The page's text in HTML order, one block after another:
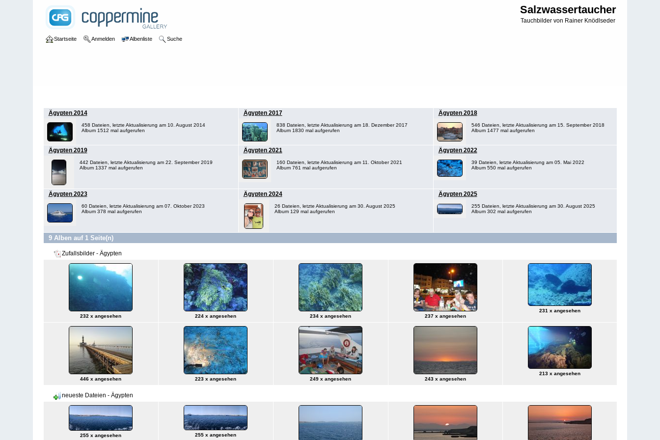
Salzwassertaucher
Tauchbilder von Rainer Knödlseder
Startseite Anmelden Albenliste Suche
Ägypten 2014
458 Dateien, letzte Aktualisierung am 10. August 2014
Album 1512 mal aufgerufen
Ägypten 2017
838 Dateien, letzte Aktualisierung am 18. Dezember 2017
Album 1830 mal aufgerufen
Ägypten 2018
546 Dateien, letzte Aktualisierung am 15. September 2018
Album 1477 mal aufgerufen
Ägypten 2019
442 Dateien, letzte Aktualisierung am 22. September 2019
Album 1337 mal aufgerufen
Ägypten 2021
160 Dateien, letzte Aktualisierung am 11. Oktober 2021
Album 761 mal aufgerufen
Ägypten 2022
39 Dateien, letzte Aktualisierung am 05. Mai 2022
Album 550 mal aufgerufen
Ägypten 2023
60 Dateien, letzte Aktualisierung am 07. Oktober 2023
Album 378 mal aufgerufen
Ägypten 2024
26 Dateien, letzte Aktualisierung am 30. August 2025
Album 129 mal aufgerufen
Ägypten 2025
255 Dateien, letzte Aktualisierung am 30. August 2025
Album 302 mal aufgerufen
9 Alben auf 1 Seite(n)
Zufallsbilder - Ägypten
232 x angesehen 224 x angesehen 234 x angesehen 237 x angesehen
231 x angesehen
446 x angesehen 223 x angesehen 249 x angesehen 243 x angesehen
213 x angesehen
neueste Dateien - Ägypten
255 x angesehen
255 x angesehen